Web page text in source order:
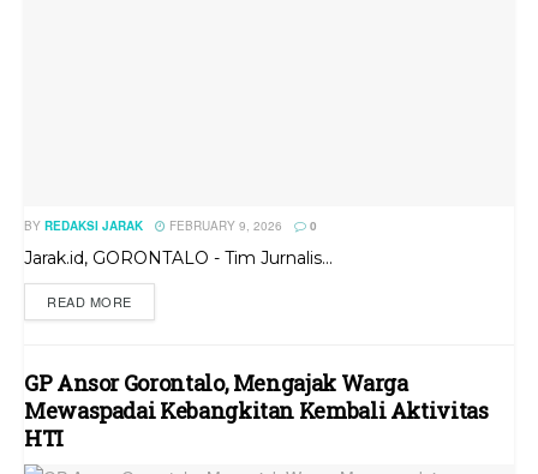
BY REDAKSI JARAK FEBRUARY 9, 2026 0
Jarak.id, GORONTALO - Tim Jurnalis...
READ MORE
GP Ansor Gorontalo, Mengajak Warga
Mewaspadai Kebangkitan Kembali Aktivitas
HTI